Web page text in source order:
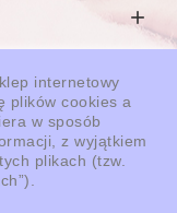

internetowy
plików cookies a
w sposób
z wyjątkiem
plikach (tzw.
od PrestaShop™